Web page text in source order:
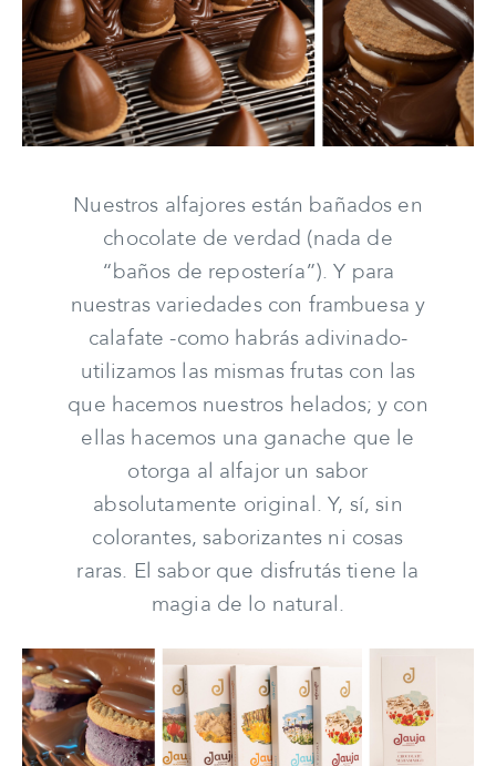
Nuestros alfajores están bañados en
chocolate de verdad (nada de
“baños de repostería”). Y para
nuestras variedades con frambuesa y
calafate -como habrás adivinado-
utilizamos las mismas frutas con las
que hacemos nuestros helados; y con
ellas hacemos una ganache que le
otorga al alfajor un sabor
absolutamente original. Y, sí, sin
colorantes, saborizantes ni cosas
raras. El sabor que disfrutás tiene la
magia de lo natural.